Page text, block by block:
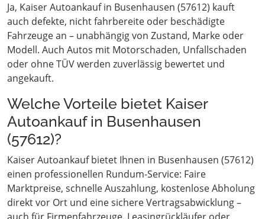
Ja, Kaiser Autoankauf in Busenhausen (57612) kauft
auch defekte, nicht fahrbereite oder beschädigte
Fahrzeuge an – unabhängig von Zustand, Marke oder
Modell. Auch Autos mit Motorschaden, Unfallschaden
oder ohne TÜV werden zuverlässig bewertet und
angekauft.
Welche Vorteile bietet Kaiser
Autoankauf in Busenhausen
(57612)?
Kaiser Autoankauf bietet Ihnen in Busenhausen (57612)
einen professionellen Rundum-Service: Faire
Marktpreise, schnelle Auszahlung, kostenlose Abholung
direkt vor Ort und eine sichere Vertragsabwicklung –